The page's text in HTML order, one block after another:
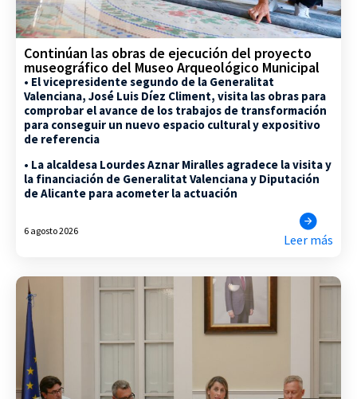
Continúan las obras de ejecución del proyecto
museográfico del Museo Arqueológico Municipal
• El vicepresidente segundo de la Generalitat
Valenciana, José Luis Díez Climent, visita las obras para
comprobar el avance de los trabajos de transformación
para conseguir un nuevo espacio cultural y expositivo
de referencia
• La alcaldesa Lourdes Aznar Miralles agradece la visita y
la financiación de Generalitat Valenciana y Diputación
de Alicante para acometer la actuación
6 agosto 2026
Leer más